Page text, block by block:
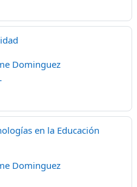
Dominguez
en la Educación
Dominguez